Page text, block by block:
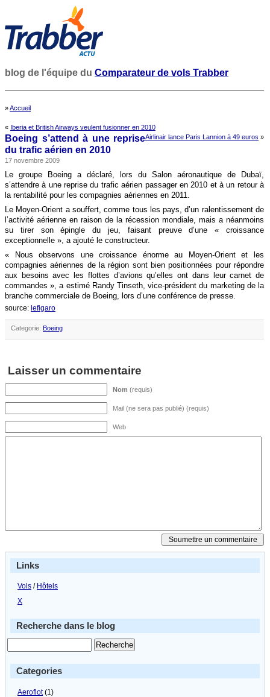
blog de l'équipe du Comparateur de vols Trabber
»Accueil
« Iberia et British Airways veulent fusionner en 2010
Airlinair lance Paris Lannion à 49 euros »
Boeing s’attend à une reprise
du trafic aérien en 2010
17 novembre 2009
Le groupe Boeing a déclaré, lors du Salon aéronautique de Dubaï,
s’attendre à une reprise du trafic aérien passager en 2010 et à un retour à
la rentabilité pour les compagnies aériennes en 2011.
Le Moyen-Orient a souffert, comme tous les pays, d’un ralentissement de
l’activité aérienne en raison de la récession mondiale, mais a néanmoins
su tirer son épingle du jeu, faisant preuve d’une « croissance
exceptionnelle », a ajouté le constructeur.
« Nous observons une croissance énorme au Moyen-Orient et les
compagnies aériennes de la région sont bien positionnées pour répondre
aux besoins avec les flottes d’avions qu’elles ont dans leur carnet de
commandes », a estimé Randy Tinseth, vice-président du marketing de la
branche commerciale de Boeing, lors d’une conférence de presse.
source: lefigaro
Categorie: Boeing
Laisser un commentaire
Nom (requis)
Mail (ne sera pas publié) (requis)
Web
Links
Vols / Hôtels
X
Recherche dans le blog
Categories
Aeroflot(1)